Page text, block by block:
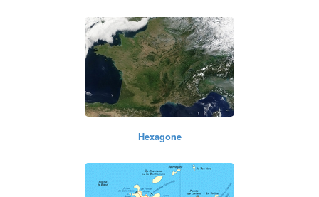
Polynesie Française